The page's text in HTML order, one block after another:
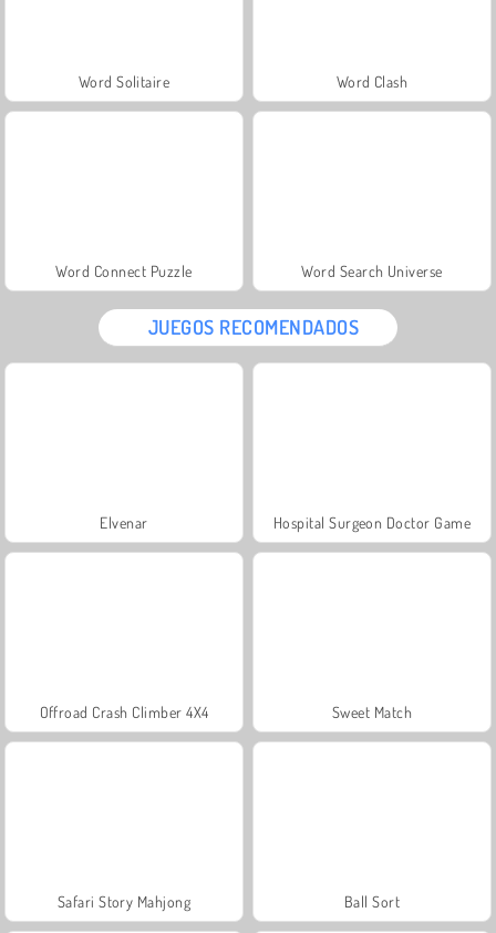
Word Solitaire Word Clash
Word Connect Puzzle Word Search Universe
JUEGOS RECOMENDADOS
Elvenar Hospital Surgeon Doctor Game
Offroad Crash Climber 4X4 Sweet Match
Safari Story Mahjong Ball Sort